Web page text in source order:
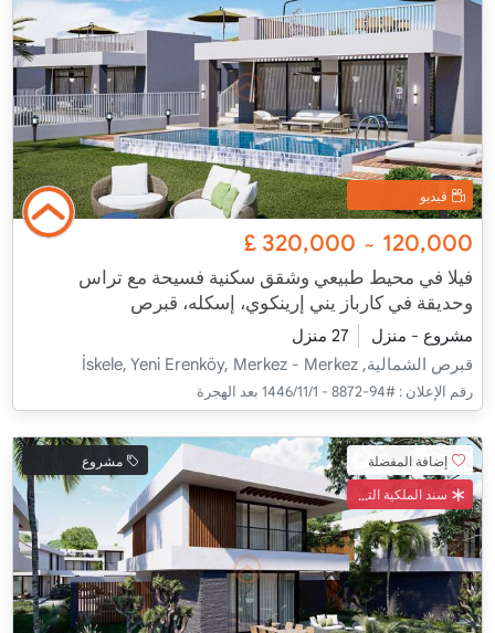
فيديو
120,000
~
320,000
£
فيلا في محيط طبيعي وشقق سكنية فسيحة مع تراس
وحديقة في كارباز يني إرينكوي، إسكله، قبرص
مشروع - منزل
27 منزل
قبرص الشمالية, İskele, Yeni Erenköy, Merkez - Merkez
رقم الإعلان : #94-8872 - 1‏‏/11‏‏/1446 بعد الهجرة
إضافة المفضلة
سند الملكية التركي
مشروع